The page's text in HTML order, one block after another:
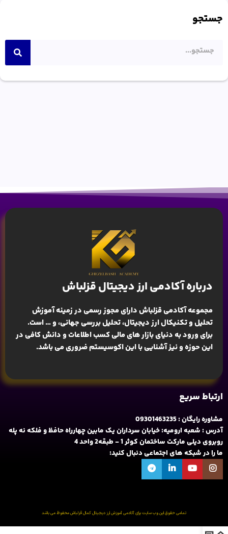
جستجو
درباره آکادمی ارز دیجیتال قزلباش
مجموعه آکادمی قزلباش دارای مجوز رسمی در زمینهآموزش
تحلیل و تکنیکال ارز دیجیتال، تحلیل بررسی جهانی، و … است.
برای ورود به دنیای بازار های مالی کسب اطلاعات و دانش کافی در
این حوزه و نیز آشنایی با این اکوسیستم ضروری می باشد.
ارتباط سریع
مشاوره رایگان : 09301463235
آدرس : شعبه ارومیه: خیابان سرداران یک مابین چهارراه حافظ و فلکه نه پله
روبروی دیلی مارکت ساختمان کوثر 1 - طبقه2 واحد 4
ما را در شبکه های اجتماعی دنبال کنید:
تمامی حقوق این وب سایت برای آکادمی آموزش ارز دیجیتال کمال قزلباش محفوظ می باشد